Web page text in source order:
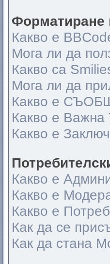
Форматиране
Какво е
Мога ли да
Какво са
Мога ли да
Какво е
Какво е Важна
Какво е
Какво е
Какво е
Какво е
Как да се
Как да стана